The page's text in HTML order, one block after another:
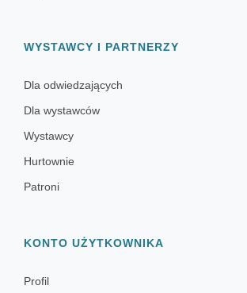
WYSTAWCY I PARTNERZY
Dla odwiedzających
Dla wystawców
Wystawcy
Hurtownie
Patroni
KONTO UŻYTKOWNIKA
Profil